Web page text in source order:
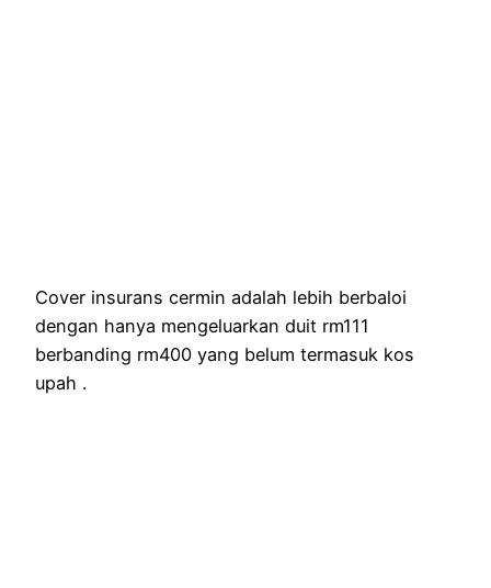
Cover insurans cermin adalah lebih berbaloi
dengan hanya mengeluarkan duit rm111
berbanding rm400 yang belum termasuk kos
upah .